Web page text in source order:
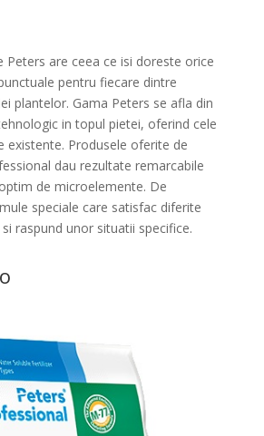
Peters are ceea ce isi doreste orice
pentru fiecare dintre
plantelor. Gama Peters se afla din
in topul pietei, oferind cele
existente. Produsele oferite de
dau rezultate remarcabile
de microelemente. De
speciale care satisfac diferite
raspund unor situatii specifice.